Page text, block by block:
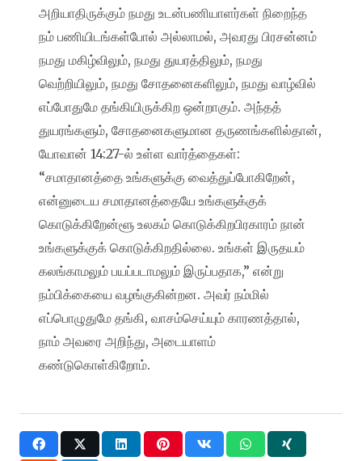
அறியாதிருக்கும் நமது உடன்பணியாளர்கள் நிறைந்த
நம் பணியிடங்கள்போல் அல்லாமல், அவரது பிரசன்னம்
நமது மகிழ்விலும், நமது துயரத்திலும், நமது
வெற்றியிலும், நமது சோதனைகளிலும், நமது வாழ்வில்
எப்போதுமே தங்கியிருக்கிற ஒன்றாகும். அந்தத்
துயரங்களும், சோதனைகளுமான தருணங்களில்தான்,
யோவான் 14:27-ல் உள்ள வார்த்தைகள்:
“சமாதானத்தை உங்களுக்கு வைத்துப்போகிறேன்,
என்னுடைய சமாதானத்தையே உங்களுக்குக்
கொடுக்கிறேன்ளூ உலகம் கொடுக்கிறபிரகாரம் நான்
உங்களுக்குக் கொடுக்கிறதில்லை. உங்கள் இருதயம்
கலங்காமலும் பயப்படாமலும் இருப்பதாக,” என்று
நம்பிக்கையை வழங்குகின்றன. அவர் நம்மில்
எப்பொழுதுமே தங்கி, வாசம்செய்யும் காரணத்தால்,
நாம் அவரை அறிந்து, அடையாளம்
கண்டுகொள்கிறோம்.